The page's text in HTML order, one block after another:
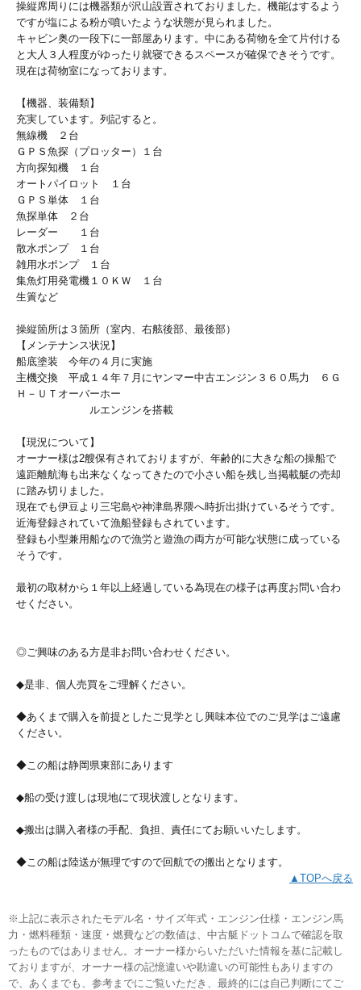
操縦席周りには機器類が沢山設置されておりました。機能はするよう
ですが塩による粉が噴いたような状態が見られました。
キャビン奥の一段下に一部屋あります。中にある荷物を全て片付ける
と大人３人程度がゆったり就寝できるスペースが確保できそうです。
現在は荷物室になっております。
【機器、装備類】
充実しています。列記すると。
無線機 ２台
ＧＰＳ魚探（プロッター）１台
方向探知機 １台
オートパイロット １台
ＧＰＳ単体 １台
魚探単体 ２台
レーダー １台
散水ポンプ １台
雑用水ポンプ １台
集魚灯用発電機１０ＫＷ １台
生簀など
操縦箇所は３箇所（室内、右舷後部、最後部）
【メンテナンス状況】
船底塗装 今年の４月に実施
主機交換 平成１４年７月にヤンマー中古エンジン３６０馬力 ６Ｇ
Ｈ－ＵＴオーバーホー
ルエンジンを搭載
【現況について】
オーナー様は2艘保有されておりますが、年齢的に大きな船の操船で
遠距離航海も出来なくなってきたので小さい船を残し当掲載艇の売却
に踏み切りました。
現在でも伊豆より三宅島や神津島界隈へ時折出掛けているそうです。
近海登録されていて漁船登録もされています。
登録も小型兼用船なので漁労と遊漁の両方が可能な状態に成っている
そうです。
最初の取材から１年以上経過している為現在の様子は再度お問い合わ
せください。
◎ご興味のある方是非お問い合わせください。
◆是非、個人売買をご理解ください。
◆あくまで購入を前提としたご見学とし興味本位でのご見学はご遠慮
ください。
◆この船は静岡県東部にあります
◆船の受け渡しは現地にて現状渡しとなります。
◆搬出は購入者様の手配、負担、責任にてお願いいたします。
◆この船は陸送が無理ですので回航での搬出となります。
▲TOPへ戻る
※上記に表示されたモデル名・サイズ年式・エンジン仕様・エンジン馬
力・燃料種類・速度・燃費などの数値は、中古艇ドットコムで確認を取
ったものではありません。オーナー様からいただいた情報を基に記載し
ておりますが、オーナー様の記憶違いや勘違いの可能性もありますの
で、あくまでも、参考までにご覧いただき、最終的には自己判断にてご